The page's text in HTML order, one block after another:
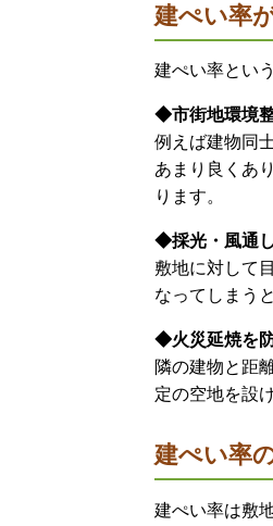
建ぺい率
建ぺい率とい
◆市街地環境
例えば建物同
あまり良くあ
ります。
◆採光・風通
敷地に対して
なってしまう
◆火災延焼を
隣の建物と距
定の空地を設
建ぺい率
建ぺい率は敷